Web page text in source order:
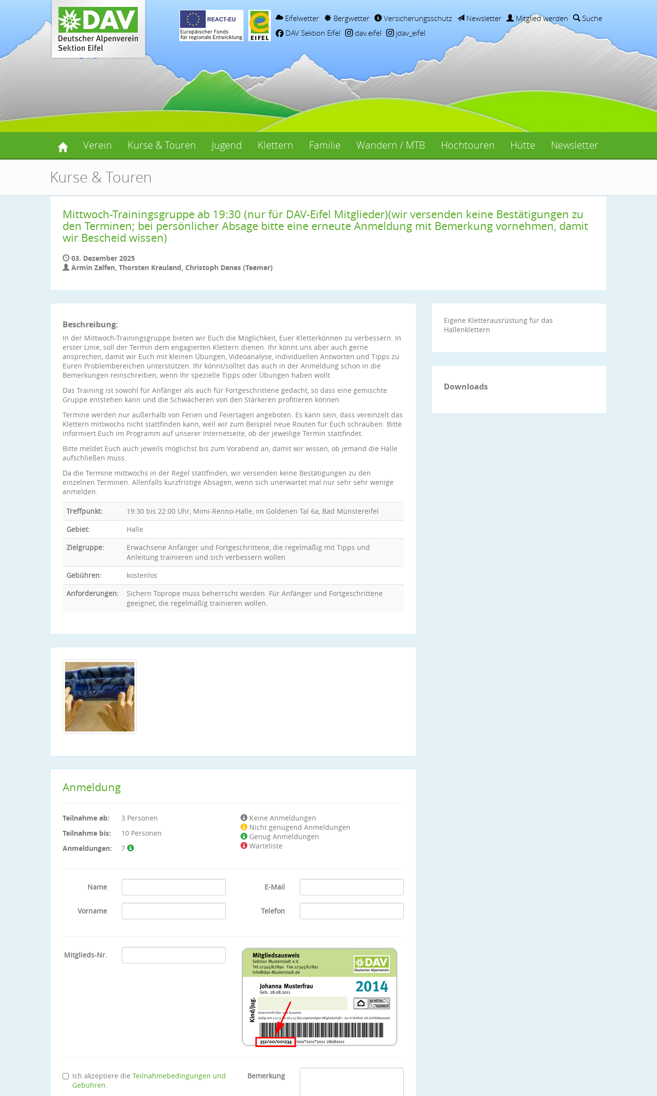
Eifelwetter Bergwetter Versicherungsschutz Newsletter Mitglied werden
Suche
DAV Sektion Eifel
dav.eifel jdav_eifel
Verein Kurse & Touren Jugend Klettern Familie Wandern / MTB Hochtouren Hütte Newsletter
Kurse & Touren
Mittwoch-Trainingsgruppe ab 19:30 (nur für DAV-Eifel Mitglieder)(wir versenden keine Bestätigungen zu
den Terminen; bei persönlicher Absage bitte eine erneute Anmeldung mit Bemerkung vornehmen, damit
wir Bescheid wissen)
03. Dezember 2025
Armin Zalfen, Thorsten Krauland, Christoph Danes (Teamer)
Beschreibung:
In der Mittwoch-Trainingsgruppe bieten wir Euch die Möglichkeit, Euer Kletterkönnen zu verbessern. In
erster Linie, soll der Termin dem engagierten Klettern dienen. Ihr könnt uns aber auch gerne
ansprechen, damit wir Euch mit kleinen Übungen, Videoanalyse, individuellen Antworten und Tipps zu
Euren Problembereichen unterstützen. Ihr könnt/solltet das auch in der Anmeldung schon in die
Bemerkungen reinschreiben, wenn Ihr spezielle Tipps oder Übungen haben wollt.
Das Training ist sowohl für Anfänger als auch für Fortgeschrittene gedacht, so dass eine gemischte
Gruppe entstehen kann und die Schwächeren von den Stärkeren profitieren können.
Termine werden nur außerhalb von Ferien und Feiertagen angeboten. Es kann sein, dass vereinzelt das
Klettern mittwochs nicht stattfinden kann, weil wir zum Beispiel neue Routen für Euch schrauben. Bitte
informiert Euch im Programm auf unserer Internetseite, ob der jeweilige Termin stattfindet.
Bitte meldet Euch auch jeweils möglichst bis zum Vorabend an, damit wir wissen, ob jemand die Halle
aufschließen muss.
Da die Termine mittwochs in der Regel stattfinden, wir versenden keine Bestätigungen zu den
einzelnen Terminen. Allenfalls kurzfristige Absagen, wenn sich unerwartet mal nur sehr sehr wenige
anmelden.
Treffpunkt:
19:30 bis 22:00 Uhr, Mimi-Renno-Halle, im Goldenen Tal 6a, Bad Münstereifel
Gebiet:
Halle
Zielgruppe:
Erwachsene Anfänger und Fortgeschrittene, die regelmäßig mit Tipps und
Anleitung trainieren und sich verbessern wollen
Gebühren:
kostenlos
Anforderungen:
Sichern Toprope muss beherrscht werden. Für Anfänger und Fortgeschrittene
geeignet, die regelmäßig trainieren wollen.
Anmeldung
Teilnahme ab:
3 Personen
Teilnahme bis:
10 Personen
Anmeldungen:
7
Keine Anmeldungen
Nicht genügend Anmeldungen
Genug Anmeldungen
Warteliste
Name
Vorname
E-Mail
Telefon
Mitglieds-Nr.
Ich akzeptiere die Teilnahmebedingungen und
Gebühren.
Bemerkung
Eigene Kletterausrüstung für das
Hallenklettern
Downloads